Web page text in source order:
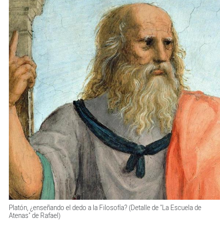
Platón, ¿enseñando el dedo a la Filosofía? (Detalle de "La Escuela de
Atenas" de Rafael)